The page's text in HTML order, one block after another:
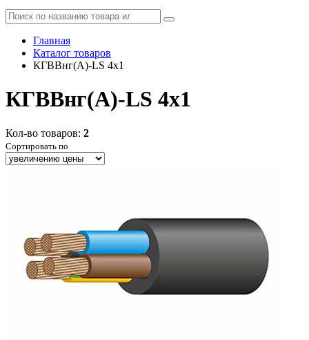
Главная
Каталог товаров
КГВВнг(А)-LS 4x1
КГВВнг(А)-LS 4x1
Кол-во товаров: 2
Сортировать по